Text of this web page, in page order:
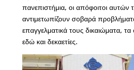
πανεπιστήμια, οι απόφοιτοι
αντιμετωπίζουν σοβαρά
επαγγελματικά τους δικαιώματα, τα
εδώ και δεκαετίες.